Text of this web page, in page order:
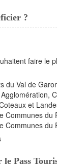
?
faire le
du Val de
et
Communes du
Communes du
Pass